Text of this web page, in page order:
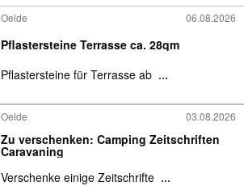
Oelde 06.08.2026
Pflastersteine Terrasse ca. 28qm
Pflastersteine für Terrasse ab ...
Oelde 03.08.2026
Zu verschenken: Camping Zeitschriften
Caravaning
Verschenke einige Zeitschrifte ...